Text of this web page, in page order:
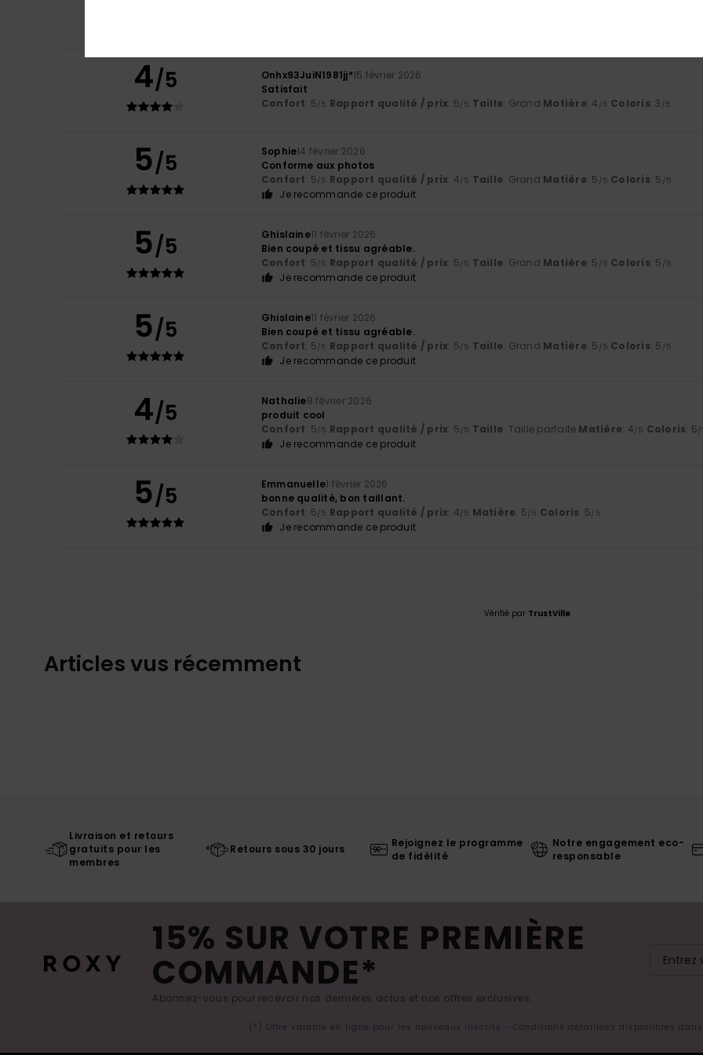
4/5 Onhx93JuiN1981jj*15 février 2026
Satisfait
Confort: 5/5 Rapport qualité / prix: 5/5 Taille: Grand Matière: 4 /5 Coloris: 3 /5
5/5 Sophie14 février 2026
Conforme aux photos
Confort: 5/5 Rapport qualité / prix: 4/5 Taille: Grand Matière: 5 /5 Coloris: 5 /5
Je recommande ce produit
5/5 Ghislaine11 février 2026
Bien coupé et tissu agréable.
Confort: 5/5 Rapport qualité / prix: 5/5 Taille: Grand Matière: 5 /5 Coloris: 5 /5
Je recommande ce produit
5/5 Ghislaine11 février 2026
Bien coupé et tissu agréable.
Confort: 5/5 Rapport qualité / prix: 5/5 Taille: Grand Matière: 5 /5 Coloris: 5 /5
Je recommande ce produit
4/5 Nathalie8 février 2026
produit cool
Confort: 5/5 Rapport qualité / prix: 5/5 Taille: Taille parfaite Matière: 4/5 Coloris: 5/
Je recommande ce produit
5/5 Emmanuelle1 février 2026
bonne qualité, bon taillant.
Confort: 5/5 Rapport qualité / prix: 4/5 Matière: 5/5 Coloris: 5/5
Je recommande ce produit
Vérifié par TrustVille
Articles vus récemment
Livraison et retours
gratuits pour les
membres
Retours sous 30 jours
Rejoignez le programme
de fidélité
Notre engagement eco-
responsable
15% SUR VOTRE PREMIÈRE
COMMANDE*
Abonnez-vous pour recevoir nos dernières actus et nos offres exclusives.
(*) Offre valable en ligne pour les nouveaux inscrits - Conditions détaillées disponibles